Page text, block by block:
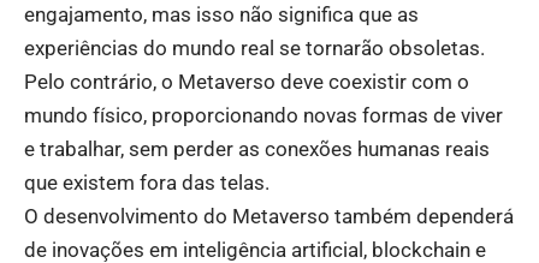
engajamento, mas isso não significa que as
experiências do mundo real se tornarão obsoletas.
Pelo contrário, o Metaverso deve coexistir com o
mundo físico, proporcionando novas formas de viver
e trabalhar, sem perder as conexões humanas reais
que existem fora das telas.
O desenvolvimento do Metaverso também dependerá
de inovações em inteligência artificial, blockchain e